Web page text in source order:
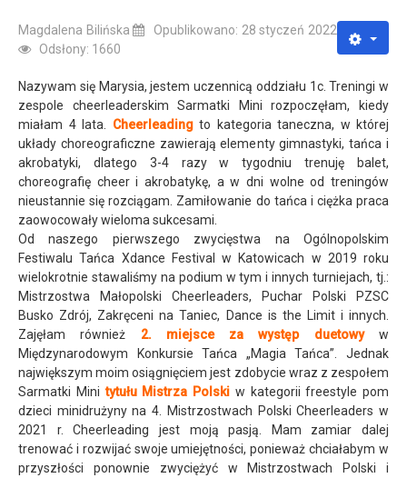
Magdalena Bilińska
Opublikowano: 28 styczeń 2022
Odsłony: 1660
Nazywam się Marysia, jestem uczennicą oddziału 1c. Treningi w
zespole cheerleaderskim Sarmatki Mini rozpoczęłam, kiedy
miałam 4 lata. Cheerleadingto kategoria taneczna, w której
układy choreograficzne zawierają elementy gimnastyki, tańca i
akrobatyki, dlatego 3-4 razy w tygodniu trenuję balet,
choreografię cheer i akrobatykę, a w dni wolne od treningów
nieustannie się rozciągam. Zamiłowanie do tańca i ciężka praca
zaowocowały wieloma sukcesami.
Od naszego pierwszego zwycięstwa na Ogólnopolskim
Festiwalu Tańca Xdance Festival w Katowicach w 2019 roku
wielokrotnie stawaliśmy na podium w tym i innych turniejach, tj.:
Mistrzostwa Małopolski Cheerleaders, Puchar Polski PZSC
Busko Zdrój, Zakręceni na Taniec, Dance is the Limit i innych.
Zajęłam również 2. miejsce za występ duetowyw
Międzynarodowym Konkursie Tańca „Magia Tańca”. Jednak
największym moim osiągnięciem jest zdobycie wraz z zespołem
Sarmatki Minitytułu Mistrza Polski w kategorii freestyle pom
dzieci minidrużyny na 4. Mistrzostwach Polski Cheerleaders w
2021 r. Cheerleading jest moją pasją. Mam zamiar dalej
trenować i rozwijać swoje umiejętności, ponieważ chciałabym w
przyszłości ponownie zwyciężyć w Mistrzostwach Polski i